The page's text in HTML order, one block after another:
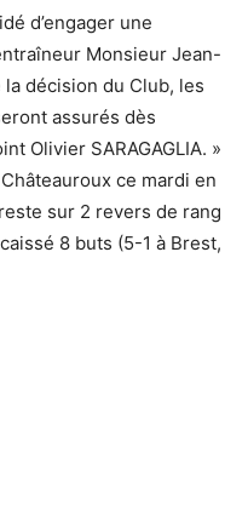
d’engager une
Monsieur Jean-
la décision du Club, les
assurés dès
Olivier SARAGAGLIA. »
ce mardi en
sur 2 revers de rang
8 buts (5-1 à Brest,